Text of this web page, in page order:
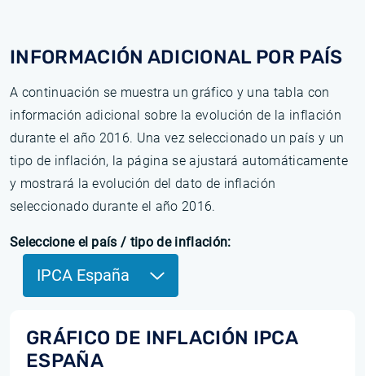
INFORMACIÓN ADICIONAL POR PAÍS
A continuación se muestra un gráfico y una tabla con
información adicional sobre la evolución de la inflación
durante el año 2016. Una vez seleccionado un país y un
tipo de inflación, la página se ajustará automáticamente
y mostrará la evolución del dato de inflación
seleccionado durante el año 2016.
Seleccione el país / tipo de inflación:
IPCA España
GRÁFICO DE INFLACIÓN IPCA
ESPAÑA